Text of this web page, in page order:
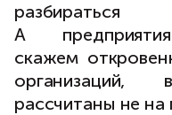
А
скажем
рассчитаны не на